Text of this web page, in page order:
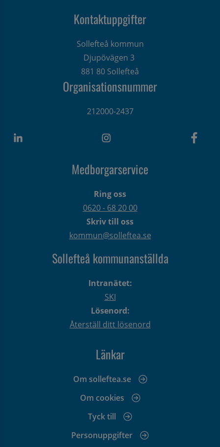
Kontaktuppgifter
Sollefteå kommun
Djupövägen 3
881 80 Sollefteå
Organisationsnummer
212000-2437
Medborgarservice
Ring oss
0620 - 68 20 00
Skriv till oss
kommun@solleftea.se
Sollefteå kommunanställda
Intranätet:
SKI
Lösenord:
Återställ ditt lösenord
Länkar
Om solleftea.se
Om cookies
Tyck till
Personuppgifter